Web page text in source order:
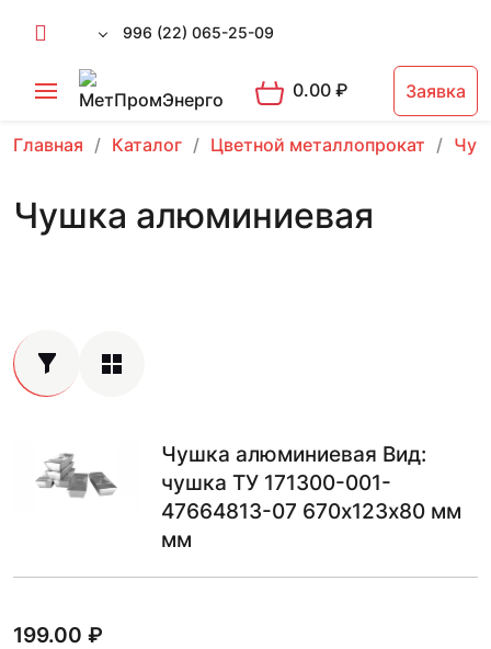
996 (22) 065-25-09
0.00₽ Заявка
Главная Каталог Цветной металлопрокат
Чушка алюминиевая
Чушка алюминиевая Вид:
чушка ТУ 171300-001-
47664813-07 670х123х80 мм
мм
199.00 ₽